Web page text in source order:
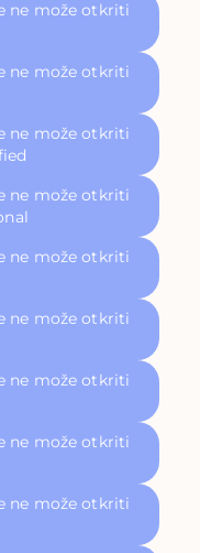
ne može otkriti
ne može otkriti
ne može otkriti
ne može otkriti
ne može otkriti
ne može otkriti
ne može otkriti
ne može otkriti
ne može otkriti